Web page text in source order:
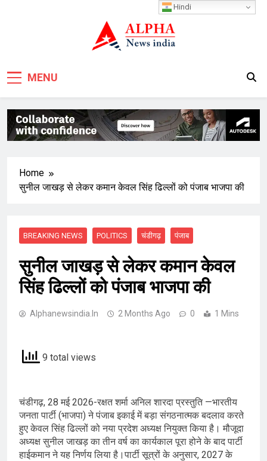
MENU
Home
सुनील जाखड़ से लेकर कमान केवल सिंह ढिल्लों को पंजाब भाजपा की
BREAKING NEWS POLITICS चंडीगढ़ पंजाब
सुनील जाखड़ से लेकर कमान केवल
सिंह ढिल्लों को पंजाब भाजपा की
Alphanewsindia.in 2 Months Ago 0 1 Mins
9 total views
चंडीगढ़, 28 मई 2026-रक्षत शर्मा अनिल शारदा प्रस्तुति —भारतीय
जनता पार्टी (भाजपा) ने पंजाब इकाई में बड़ा संगठनात्मक बदलाव करते
हुए केवल सिंह ढिल्लों को नया प्रदेश अध्यक्ष नियुक्त किया है। मौजूदा
अध्यक्ष सुनील जाखड़ का तीन वर्ष का कार्यकाल पूरा होने के बाद पार्टी
हाईकमान ने यह निर्णय लिया है।पार्टी सूत्रों के अनुसार, 2027 के
Hindi